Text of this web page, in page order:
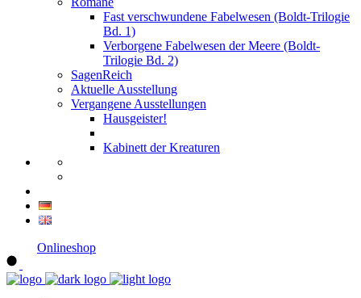
Fast verschwundene Fabelwesen (Boldt-Trilogie
Bd. 1)
Verborgene Fabelwesen der Meere (Boldt-
Trilogie Bd. 2)
SagenReich
Aktuelle Ausstellung
Vergangene Ausstellungen
Hausgeister!
Kabinett der Kreaturen
Onlineshop